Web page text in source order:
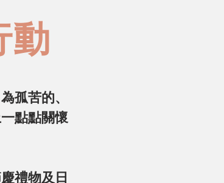
動
孤苦的、
點點關懷
禮物及日